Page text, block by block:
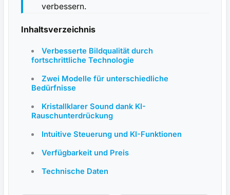
verbessern.
Inhaltsverzeichnis
Verbesserte Bildqualität durch
fortschrittliche Technologie
Zwei Modelle für unterschiedliche
Bedürfnisse
Kristallklarer Sound dank KI-
Rauschunterdrückung
Intuitive Steuerung und KI-Funktionen
Verfügbarkeit und Preis
Technische Daten